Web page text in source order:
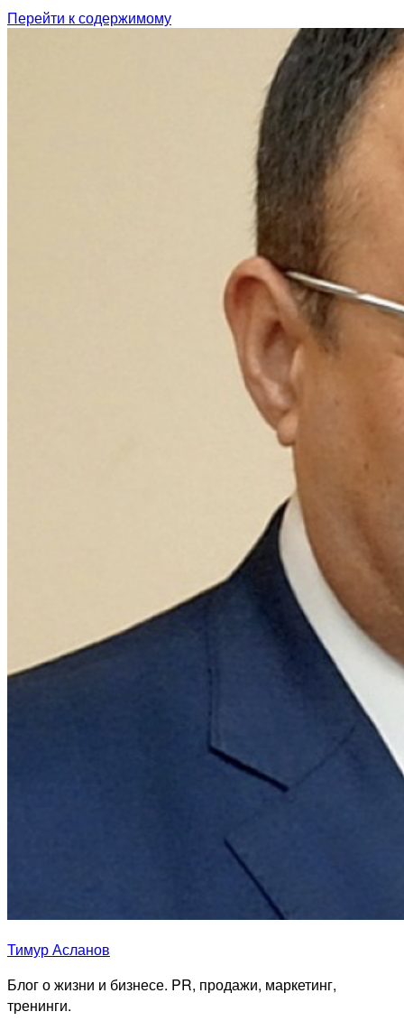
Перейти к содержимому
Тимур Асланов
Блог о жизни и бизнесе. PR, продажи, маркетинг,
тренинги.